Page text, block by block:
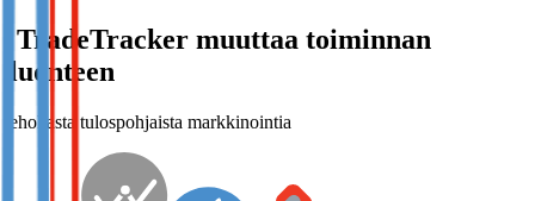
TradeTracker muuttaa toiminnan
luonteen
ehokasta tulospohjaista markkinointia